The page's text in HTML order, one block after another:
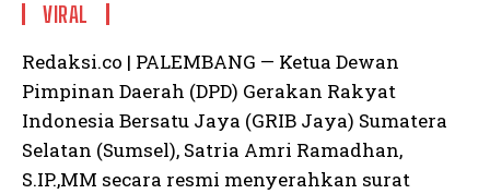
VIRAL
Redaksi.co | PALEMBANG — Ketua Dewan
Pimpinan Daerah (DPD) Gerakan Rakyat
Indonesia Bersatu Jaya (GRIB Jaya) Sumatera
Selatan (Sumsel), Satria Amri Ramadhan,
S.IP.,MM secara resmi menyerahkan surat